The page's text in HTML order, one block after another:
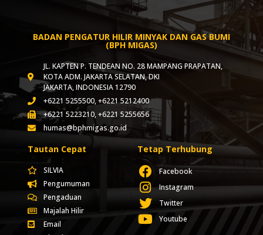
BADAN PENGATUR HILIR MINYAK DAN GAS BUMI
(BPH MIGAS)
JL. KAPTEN P. TENDEAN NO. 28 MAMPANG PRAPATAN,
KOTA ADM. JAKARTA SELATAN, DKI
JAKARTA, INDONESIA 12790
+6221 5255500, +6221 5212400
+6221 5223210, +6221 5255656
humas@bphmigas.go.id
Tautan Cepat
SILVIA
Pengumuman
Pengaduan
Majalah Hilir
Email
Tetap Terhubung
Facebook
Instagram
Twitter
Youtube